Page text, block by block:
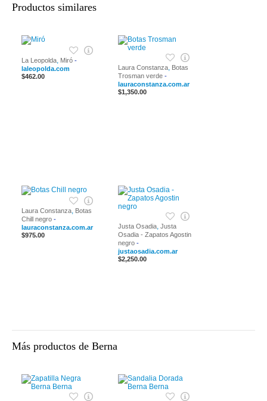
Productos similares
La Leopolda Miró -
laleopolda.com
$462.00
Laura Constanza Botas
Trosman verde -
lauraconstanza.com.ar
$1,350.00
Laura Constanza Botas
Chill negro -
lauraconstanza.com.ar
$975.00
Justa Osadia Justa
Osadia - Zapatos Agostin
negro -
justaosadia.com.ar
$2,250.00
Más productos de Berna